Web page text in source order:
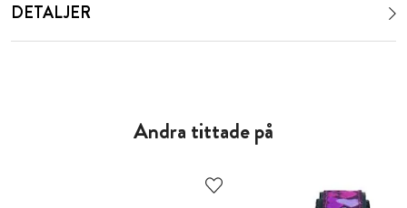
DETALJER
Andra tittade på